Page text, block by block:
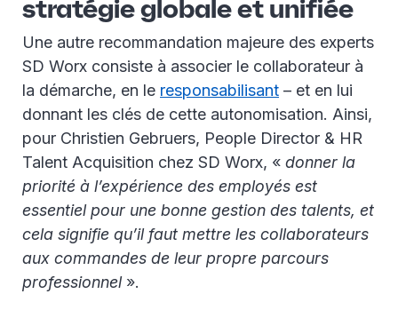
stratégie globale et unifiée
Une autre recommandation majeure des experts
SD Worx consiste à associer le collaborateur à
la démarche, en le responsabilisant – et en lui
donnant les clés de cette autonomisation. Ainsi,
pour Christien Gebruers, People Director & HR
Talent Acquisition chez SD Worx, « donner la
priorité à l’expérience des employés est
essentiel pour une bonne gestion des talents, et
cela signifie qu’il faut mettre les collaborateurs
aux commandes de leur propre parcours
professionnel».